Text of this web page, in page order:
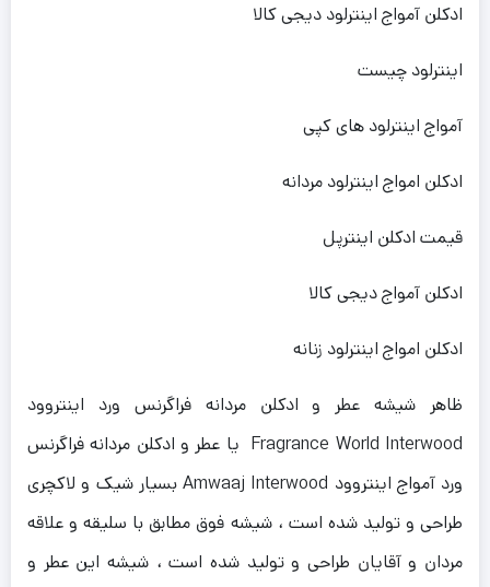
ادکلن آمواج اینترلود دیجی کالا
اینترلود چیست
آمواج اینترلود های کپی
ادکلن امواج اینترلود مردانه
قیمت ادکلن اینترپل
ادکلن آمواج دیجی کالا
ادکلن امواج اینترلود زنانه
ظاهر شیشه عطر و ادکلن مردانه فراگرنس ورد اینتروود
Fragrance World Interwood یا عطر و ادکلن مردانه فراگرنس
ورد آمواج اینتروود Amwaaj Interwood بسیار شیک و لاکچری
طراحی و تولید شده است ، شیشه فوق مطابق با سلیقه و علاقه
مردان و آقایان طراحی و تولید شده است ، شیشه این عطر و